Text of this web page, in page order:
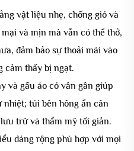
vật liệu nhẹ, chống gió và
và mịn mà vẫn có thể thở,
đảm bảo sự thoải mái vào
cảm thấy bị ngạt.
và gấu áo có vân gân giúp
nhiệt; túi bên hông ẩn cân
trữ và thẩm mỹ tối giản.
dáng rộng phù hợp với mọi